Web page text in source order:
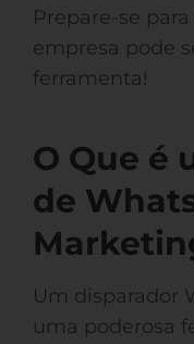
Prepare-se
empresa pode
ferramenta!
O Que é
de
Um disparador
uma poderosa